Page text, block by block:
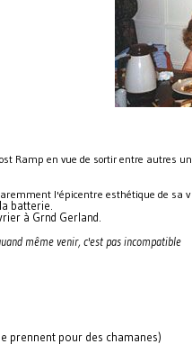
Ramp en vue de sortir entre autres
l'épicentre esthétique de sa
batterie.
à Grnd Gerland.
même venir, c'est pas incompatible
prennent pour des chamanes)